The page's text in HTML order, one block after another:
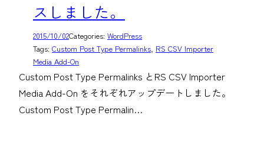
スしました。
2015/10/02Categories: WordPress
Tags: Custom Post Type Permalinks, RS CSV Importer
Media Add-On
Custom Post Type Permalinks とRS CSV Importer
Media Add-On をそれぞれアップデートしました。
Custom Post Type Permalin…